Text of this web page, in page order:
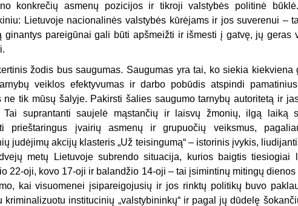
konkrečių asmenų pozicijos ir tikroji valstybės politinė
Lietuvoje nacionalinės valstybės kūrėjams ir jos suverenui –
ginantys pareigūnai gali būti apšmeižti ir išmesti į gatvę, jų geras
žodis bus saugumas. Saugumas yra tai, ko siekia kiekviena
veiklos efektyvumas ir darbo pobūdis atspindi
ne tik mūsų šalyje. Pakirsti šalies saugumo tarnybų autoritetą ir
Tai suprantanti saujelė mąstančių ir laisvų žmonių, ilgą laiką
prieštaringus įvairių asmenų ir grupuočių veiksmus,
judėjimų akcijų klasteris „Už teisingumą“ – istorinis įvykis,
metų Lietuvoje subrendo situacija, kurios baigtis tiesiogiai
22-oji, kovo 17-oji ir balandžio 14-oji – tai įsimintinų mitingų
kai visuomenei įsipareigojusių ir jos rinktų politikų buvo
kriminalizuotu institucinių „valstybininkų“ ir pagal jų dūdelę